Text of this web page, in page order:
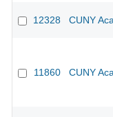
12328 CUNY
11860 CUNY